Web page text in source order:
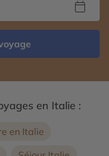
en Italie :
en Italie